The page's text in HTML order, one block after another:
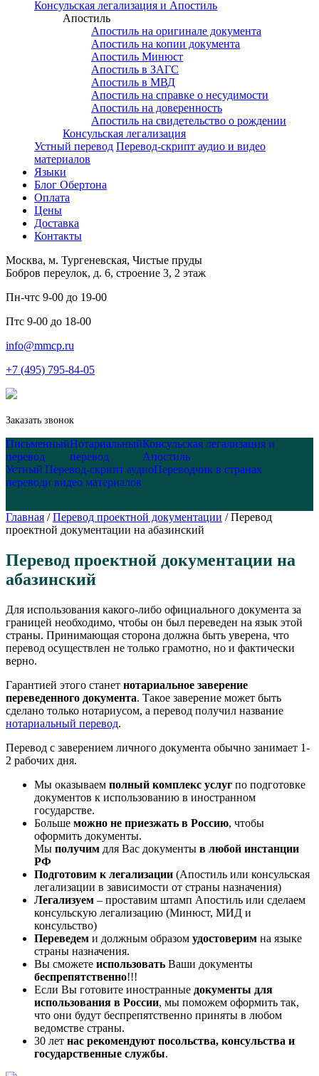
Консульская легализация и Апостиль
Апостиль
Апостиль на оригинале документа
Апостиль на копии документа
Апостиль Минюст
Апостиль в ЗАГС
Апостиль в МВД
Апостиль на справке о несудимости
Апостиль на доверенность
Апостиль на свидетельство о рождении
Консульская легализация
Устный перевод Перевод-скрипт аудио и видео
материалов
Языки
Блог Обертона
Оплата
Цены
Доставка
Контакты
Москва, м. Тургеневская, Чистые пруды
Бобров переулок, д. 6, строение 3, 2 этаж
Пн-чтс 9-00 до 19-00
Птс 9-00 до 18-00
info@mmcp.ru
+7 (495) 795-84-05
Заказать звонок
Письменный
перевод
Нотариальный
перевод
Консульская легализация и
Апостиль
Устный
перевод
Перевод-скрипт аудио
и видео материалов
Переводчик в странах
Главная / Перевод проектной документации / Перевод
проектной документации на абазинский
Перевод проектной документации на
абазинский
Для использования какого-либо официального документа за
границей необходимо, чтобы он был переведен на язык этой
страны. Принимающая сторона должна быть уверена, что
перевод осуществлен не только грамотно, но и фактически
верно.
Гарантией этого станет нотариальное заверение
переведенного документа. Такое заверение может быть
сделано только нотариусом, а перевод получил название
нотариальный перевод.
Перевод с заверением личного документа обычно занимает 1-
2 рабочих дня.
Мы оказываем полный комплекс услуг по подготовке
документов к использованию в иностранном
государстве.
Больше можно не приезжать в Россию, чтобы
оформить документы.
Мы получим для Вас документы в любой инстанции
РФ
Подготовим к легализации (Апостиль или консульская
легализации в зависимости от страны назначения)
Легализуем – проставим штамп Апостиль или сделаем
консульскую легализацию (Минюст, МИД и
консульство)
Переведем и должным образом удостоверим на языке
страны назначения.
Вы сможете использовать Ваши документы
беспрепятственно!!!
Если Вы готовите иностранные документы для
использования в России, мы поможем оформить так,
что они будут беспрепятственно приняты в любом
ведомстве страны.
30 лет нас рекомендуют посольства, консульства и
государственные службы.